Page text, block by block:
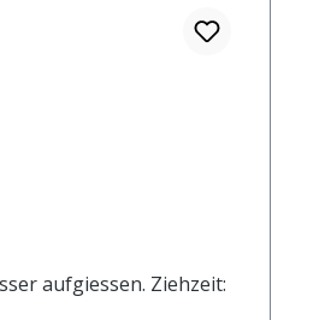
aufgiessen. Ziehzeit: